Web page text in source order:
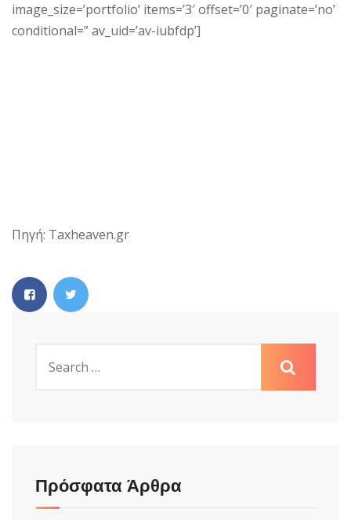
image_size=’portfolio’ items=’3′ offset=’0′ paginate=’no’
conditional=” av_uid=’av-iubfdp’]
Πηγή: Taxheaven.gr
Πρόσφατα Άρθρα